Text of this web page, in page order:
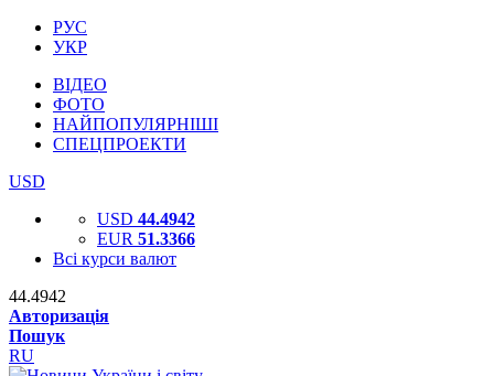
РУС
УКР
ВІДЕО
ФОТО
НАЙПОПУЛЯРНІШІ
СПЕЦПРОЕКТИ
USD
USD 44.4942
EUR 51.3366
Всі курси валют
44.4942
Авторизація
Пошук
RU